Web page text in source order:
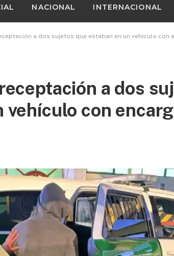
NACIONAL INTERNACIONAL
a dos sujetos que estaban en un vehículo con
a dos
vehículo con